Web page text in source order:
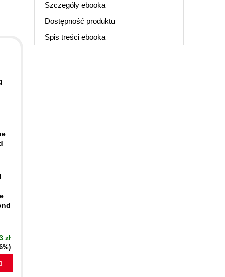
Szczegóły ebooka
Dostępność produktu
Spis treści ebooka
zł